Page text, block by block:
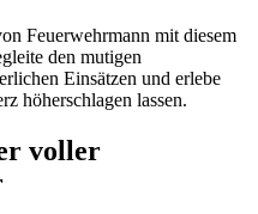
Feuerwehrmann mit diesem
den mutigen
Einsätzen und erlebe
höherschlagen lassen.
voller